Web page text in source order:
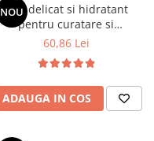
NOU
Ulei delicat si hidratant
pentru curatare si
demachiere, 195 ml - HADA
60,86 Lei
ADAUGA IN COS